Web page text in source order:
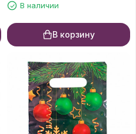
В наличии
В корзину